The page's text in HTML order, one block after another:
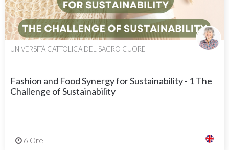
UNIVERSITÀ CATTOLICA DEL SACRO CUORE
Fashion and Food Synergy for Sustainability - 1 The
Challenge of Sustainability
6 Ore